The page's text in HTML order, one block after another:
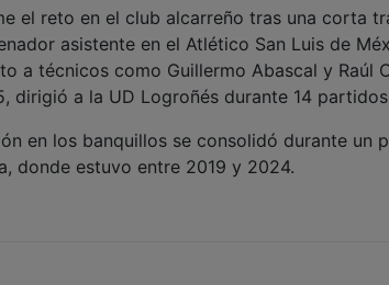
el reto en el club alcarreño tras una corta
asistente en el Atlético San Luis de
a técnicos como Guillermo Abascal y Raúl
dirigió a la UD Logroñés durante 14
en los banquillos se consolidó durante un
donde estuvo entre 2019 y 2024.